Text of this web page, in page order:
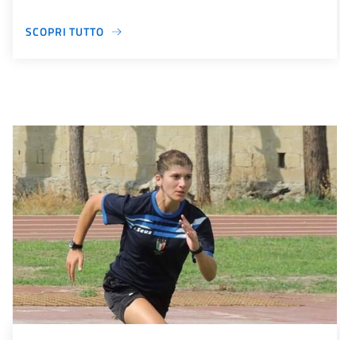
SCOPRI TUTTO